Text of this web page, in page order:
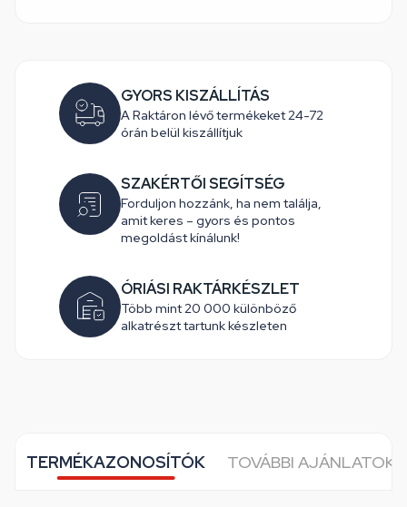
GYORS KISZÁLLÍTÁS
A Raktáron lévő termékeket 24-72
órán belül kiszállítjuk
SZAKÉRTŐI SEGÍTSÉG
Forduljon hozzánk, ha nem találja,
amit keres – gyors és pontos
megoldást kínálunk!
ÓRIÁSI RAKTÁRKÉSZLET
Több mint 20 000 különböző
alkatrészt tartunk készleten
TERMÉKAZONOSÍTÓK TOVÁBBI AJÁNLATOK